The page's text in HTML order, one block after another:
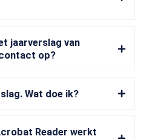
jaarverslag van
op?
Wat doe ik?
Reader werkt